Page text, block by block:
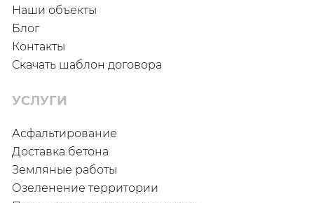
Наши объекты
Блог
Контакты
Скачать шаблон договора
УСЛУГИ
Асфальтирование
Доставка бетона
Земляные работы
Озеленение территории